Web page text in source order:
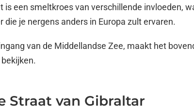
een smeltkroes van verschillende invloeden,
je nergens anders in Europa zult ervaren.
van de Middellandse Zee, maakt het
Straat van Gibraltar